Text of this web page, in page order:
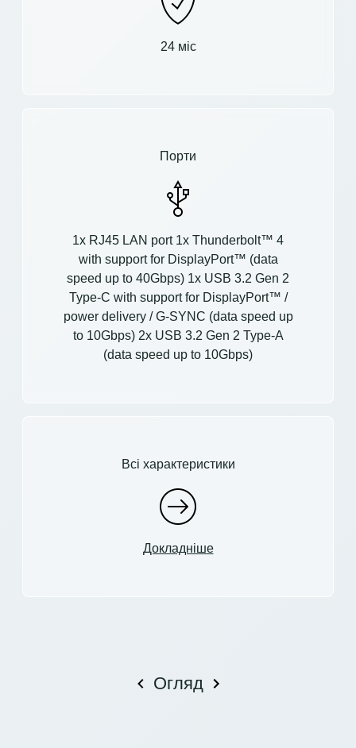
24 міс
Порти
1x RJ45 LAN port 1x Thunderbolt™ 4
with support for DisplayPort™ (data
speed up to 40Gbps) 1x USB 3.2 Gen 2
Type-C with support for DisplayPort™ /
power delivery / G-SYNC (data speed up
to 10Gbps) 2x USB 3.2 Gen 2 Type-A
(data speed up to 10Gbps)
Всі характеристики
Докладніше
Огляд